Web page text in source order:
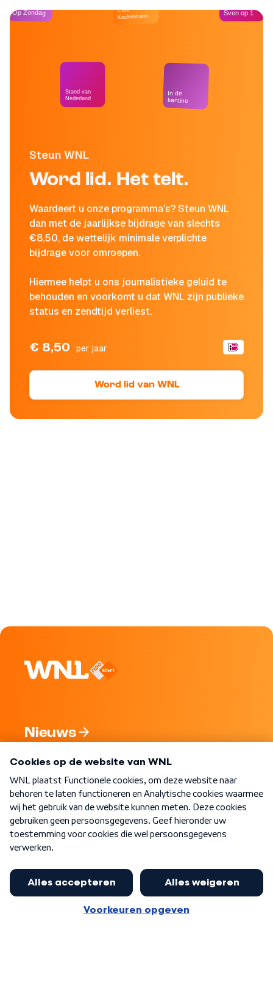
Steun WNL
Word lid. Het telt.
Waardeert u onze programma's? Steun WNL
dan met de jaarlijkse bijdrage van slechts
€8,50, de wettelijk minimale verplichte
bijdrage voor omroepen.
Hiermee helpt u ons journalistieke geluid te
behouden en voorkomt u dat WNL zijn publieke
status en zendtijd verliest.
€ 8,50 per jaar
Word lid van WNL
Op Zondag
Stand van
Nederland
Café
Kockelmann
In de
kantine
Sven op 1
Nieuws
Nieuwsbrief
Word Lid